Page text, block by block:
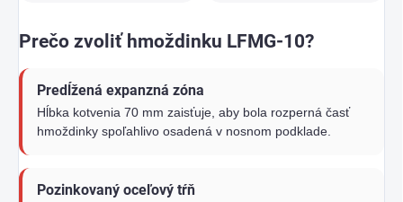
Prečo zvoliť hmoždinku LFMG-10?
Predĺžená expanzná zóna
Hĺbka kotvenia 70 mm zaisťuje, aby bola rozperná časť
hmoždinky spoľahlivo osadená v nosnom podklade.
Pozinkovaný oceľový tŕň